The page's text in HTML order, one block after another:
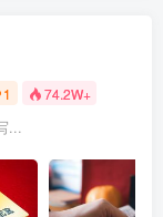
1 74.2W+
...